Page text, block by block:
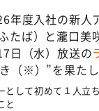
ポ
年度入社の新人
たば）と瀧口美
日（水）放送の
（※）”を果たし
して初めて１人立
と